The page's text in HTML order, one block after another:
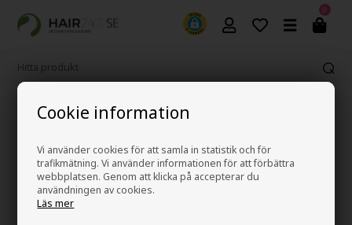
Cookie information
Vi använder cookies för att samla in statistik och för
trafikmätning. Vi använder informationen för att förbättra
webbplatsen. Genom att klicka på accepterar du
användningen av cookies.
Läs mer
0
Fri frakt vid köp över 499 kr